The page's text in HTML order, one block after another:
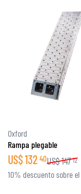
Oxford
Rampa plegable
US$132 40US$147 12
10% descuento sobre el